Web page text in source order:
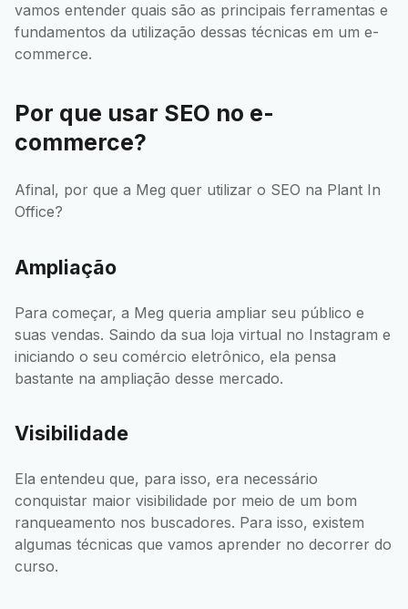
vamos entender quais são as principais ferramentas e
fundamentos da utilização dessas técnicas em um e-
commerce.
Por que usar SEO no e-
commerce?
Afinal, por que a Meg quer utilizar o SEO na Plant In
Office?
Ampliação
Para começar, a Meg queria ampliar seu público e
suas vendas. Saindo da sua loja virtual no Instagram e
iniciando o seu comércio eletrônico, ela pensa
bastante na ampliação desse mercado.
Visibilidade
Ela entendeu que, para isso, era necessário
conquistar maior visibilidade por meio de um bom
ranqueamento nos buscadores. Para isso, existem
algumas técnicas que vamos aprender no decorrer do
curso.